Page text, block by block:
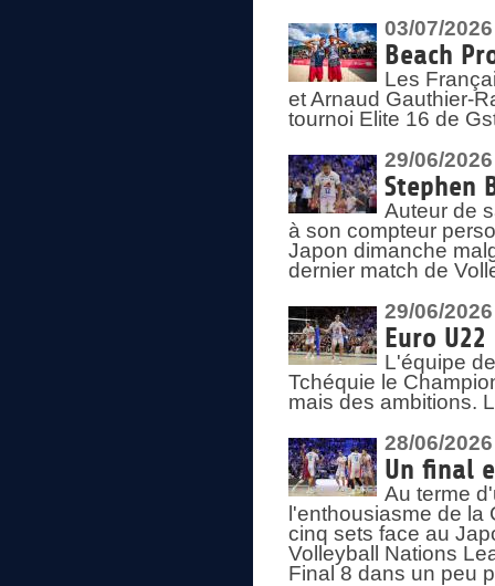
03/07/2026
Beach
Les
et Arnaud Gauthier-
tournoi Elite 16 de
29/06/2026
Stephen
Auteur de
à son compteur
Japon dimanche
dernier match de
29/06/2026
Euro
L'équipe
Tchéquie le
mais des ambitions.
28/06/2026
Un final
Au terme
l'enthousiasme de
cinq sets face au
Volleyball Nations
Final 8 dans un peu